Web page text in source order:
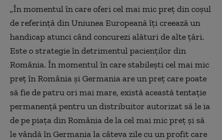
„În momentul în care oferi cel mai mic preţ din coşul
de referinţă din Uniunea Europeană îţi creează un
handicap atunci când concurezi alături de alte ţări.
Este o strategie în detrimentul pacienţilor din
România. În momentul în care stabileşti cel mai mic
preţ în România şi Germania are un preţ care poate
să fie de patru ori mai mare, există această tentaţie
permanenţă pentru un distribuitor autorizat să le ia
de pe piaţa din România de la cel mai mic preţ şi să
le vândă în Germania la câteva zile cu un profit care